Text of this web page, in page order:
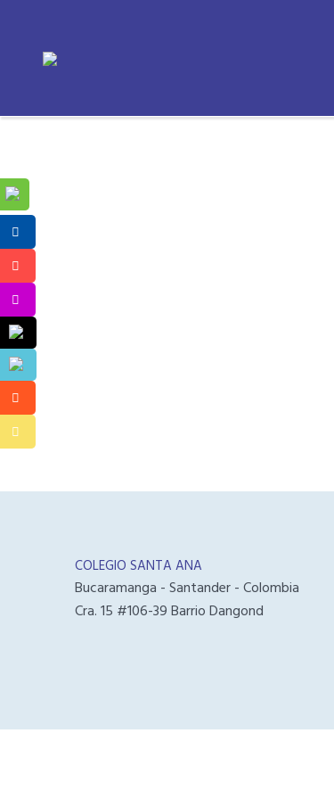
COLEGIO SANTA ANA
Bucaramanga - Santander - Colombia
Cra. 15 #106-39 Barrio Dangond